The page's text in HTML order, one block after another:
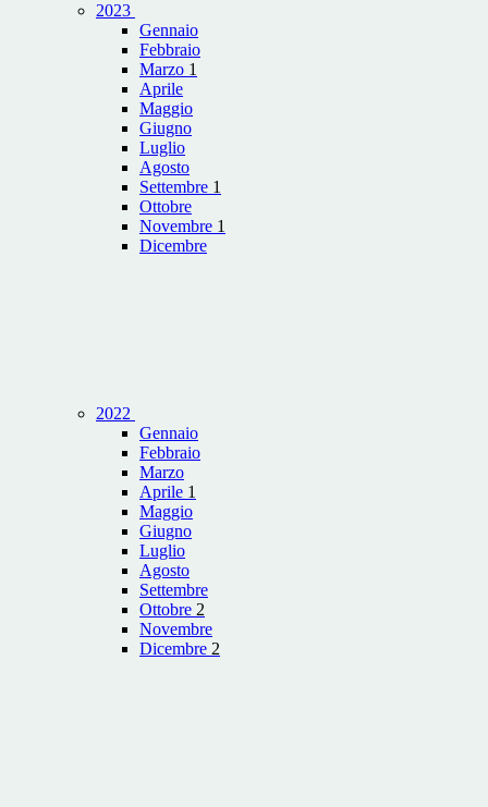
2023
Gennaio
Febbraio
Marzo 1
Aprile
Maggio
Giugno
Luglio
Agosto
Settembre 1
Ottobre
Novembre 1
Dicembre
2022
Gennaio
Febbraio
Marzo
Aprile 1
Maggio
Giugno
Luglio
Agosto
Settembre
Ottobre 2
Novembre
Dicembre 2